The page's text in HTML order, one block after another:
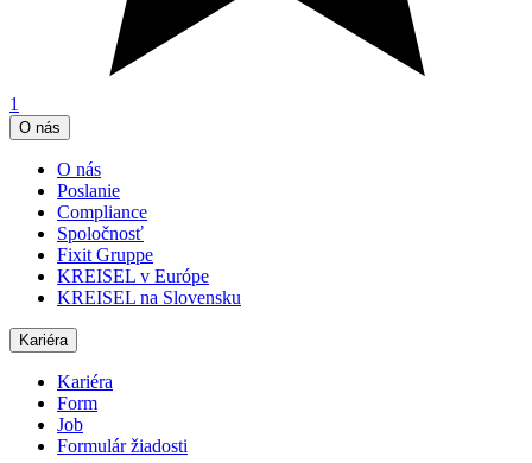
1
O nás
O nás
Poslanie
Compliance
Spoločnosť
Fixit Gruppe
KREISEL v Európe
KREISEL na Slovensku
Kariéra
Kariéra
Form
Job
Formulár žiadosti